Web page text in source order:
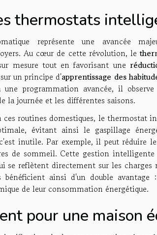
thermostats
représente une avancée
Au cœur de cette révolution, le
mesure tout en favorisant une
un principe d'apprentissage des
programmation avancée, il
la journée et les différentes saisons.
ces routines domestiques, le thermostat
évitant ainsi le gaspillage
inutile. Par exemple, il peut réduire le
de sommeil. Cette gestion
se reflètent directement sur les charges
ainsi d'un double
de leur consommation énergétique.
pour une maison